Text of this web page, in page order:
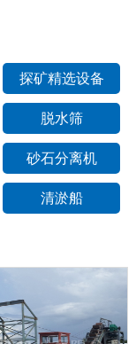
探矿精选设备
脱水筛
砂石分离机
清淤船